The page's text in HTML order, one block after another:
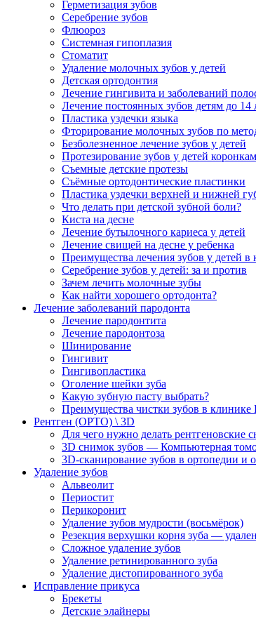
Герметизация зубов
Серебрение зубов
Флюороз
Системная гипоплазия
Стоматит
Удаление молочных зубов у детей
Детская ортодонтия
Лечение гингивита и заболеваний
Лечение постоянных зубов детям до 14
Пластика уздечки языка
Фторирование молочных зубов по
Безболезненное лечение зубов у детей
Протезирование зубов у детей
Съемные детские протезы
Cъёмные ортодонтические пластинки
Пластика уздечки верхней и нижней
Что делать при детской зубной боли?
Киста на десне
Лечение бутылочного кариеса у детей
Лечение свищей на десне у ребенка
Преимущества лечения зубов у
Серебрение зубов у детей: за и против
Зачем лечить молочные зубы
Как найти хорошего ортодонта?
Лечение заболеваний пародонта
Лечение пародонтита
Лечение пародонтоза
Шинирование
Гингивит
Гингивопластика
Оголение шейки зуба
Какую зубную пасту выбрать?
Преимущества чистки зубов в
Рентген (ОРТО) \ 3D
Для чего нужно делать рентгеновские
3D снимок зубов — Компьютерная
3D-cканирование зубов в ортопедии и
Удаление зубов
Альвеолит
Периостит
Перикоронит
Удаление зубов мудрости (восьмёрок)
Резекция верхушки корня зуба —
Сложное удаление зубов
Удаление ретинированного зуба
Удаление дистопированного зуба
Исправление прикуса
Брекеты
Детские элайнеры